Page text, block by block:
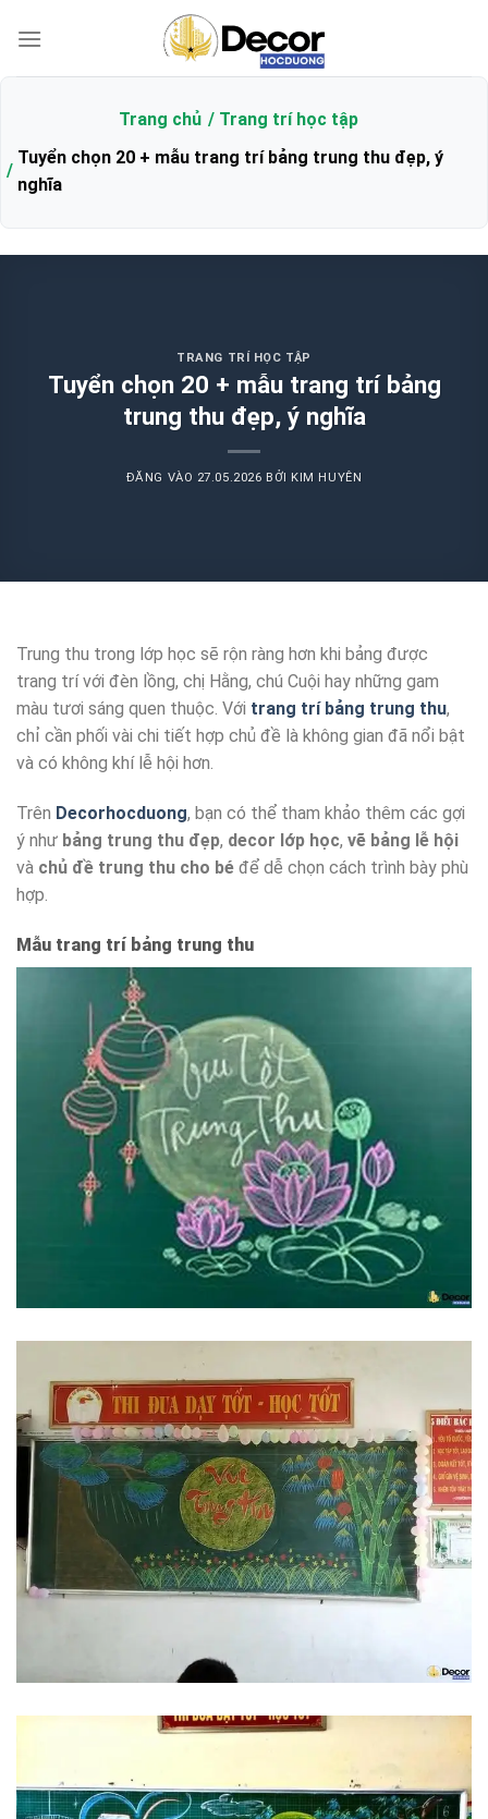
qua
Trang chủ
Trang trí học tập
Tuyển chọn 20 + mẫu trang trí bảng trung thu đẹp, ý
nghĩa
TRANG TRÍ HỌC TẬP
Tuyển chọn 20 + mẫu trang trí bảng
trung thu đẹp, ý nghĩa
ĐĂNG VÀO 27.05.2026 BỞI KIM HUYÊN
Trung thu trong lớp học sẽ rộn ràng hơn khi bảng được
trang trí với đèn lồng, chị Hằng, chú Cuội hay những gam
màu tươi sáng quen thuộc. Với trang trí bảng trung thu,
chỉ cần phối vài chi tiết hợp chủ đề là không gian đã nổi bật
và có không khí lễ hội hơn.
Trên Decorhocduong, bạn có thể tham khảo thêm các gợi
ý như bảng trung thu đẹp, decor lớp học, vẽ bảng lễ hội
và chủ đề trung thu cho bé để dễ chọn cách trình bày phù
hợp.
Mẫu trang trí bảng trung thu